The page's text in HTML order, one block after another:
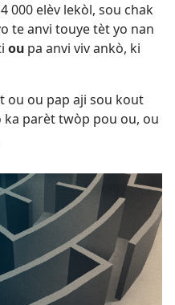
000 elèv lekòl, sou chak
te anvi touye tèt yo nan
ou pa anvi viv ankò, ki
ou ou pap aji sou kout
parèt twòp pou ou, ou